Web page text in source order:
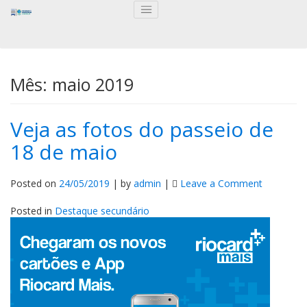
Mês: maio 2019
Veja as fotos do passeio de
18 de maio
Posted on 24/05/2019 | by admin | Leave a Commenton
fotos
do
Posted in Destaque secundário